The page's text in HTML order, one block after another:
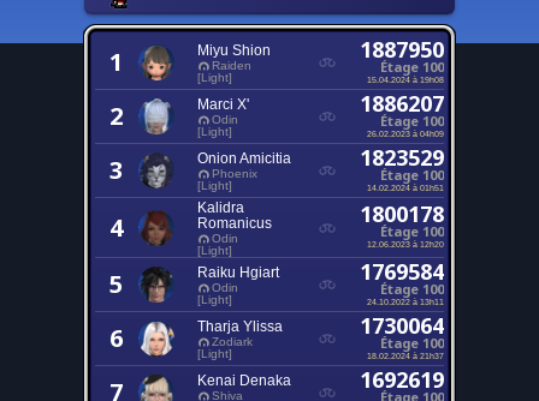
1 Miyu Shion
Raiden
[Light]
1887950
Étage 100
15.04.2024 à 19h08
2 Marci X'
Odin
[Light]
1886207
Étage 100
26.02.2023 à 04h09
3 Onion Amicitia
Phoenix
[Light]
1823529
Étage 100
14.02.2024 à 01h51
4
Kalidra
Romanicus
Odin
[Light]
1800178
Étage 100
12.06.2023 à 12h20
5 Raiku Hgiart
Odin
[Light]
1769584
Étage 100
24.10.2022 à 13h11
6 Tharja Ylissa
Zodiark
[Light]
1730064
Étage 100
18.02.2024 à 21h37
7 Kenai Denaka
Shiva
1692619
Étage 100